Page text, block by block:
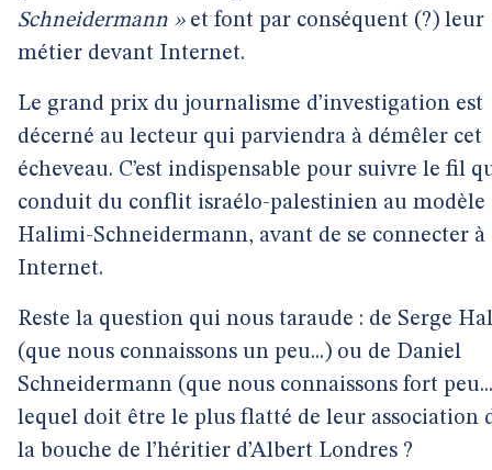
Schneidermann »et font par conséquent (?) leur
métier devant Internet.
Le grand prix du journalisme d’investigation est
décerné au lecteur qui parviendra à démêler cet
écheveau. C’est indispensable pour suivre le fil
conduit du conflit israélo-palestinien au modèle
Halimi-Schneidermann, avant de se connecter à
Internet.
Reste la question qui nous taraude : de Serge
(que nous connaissons un peu...) ou de Daniel
Schneidermann (que nous connaissons fort
lequel doit être le plus flatté de leur association
la bouche de l’héritier d’Albert Londres ?